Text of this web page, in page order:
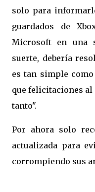
solo para
guardados de
Microsoft en una
suerte, debería
es tan simple
que felicitaciones al
tanto".
Por ahora solo
actualizada para
corrompiendo sus